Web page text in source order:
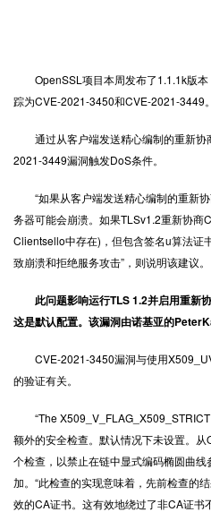
OpenSSL项目本周发布了1.1.1k版本
踪为CVE-2021-3450和CVE-2021-3449。
通过从客户端发送精心编制的重新协
2021-3449漏洞触发DoS条件。
“如果从客户端发送精心编制的重新
务器可能会崩溃。如果TLSv1.2重新协
Clientsello中存在)，但包含签名u算法证
致崩溃和拒绝服务攻击”，则说明该建议。
此问题影响运行TLS 1.2并启用重新
这是默认配置。该漏洞由诺基亚的
CVE-2021-3450漏洞与使用
的验证有关。
“The X509_V_FLAG_X509_STRICT
额外的安全检查。默认情况下未设置。
个检查，以禁止在链中显式编码椭圆曲
加。“此检查的实现意味着，先前检查的
效的CA证书。这有效地绕过了非CA证书